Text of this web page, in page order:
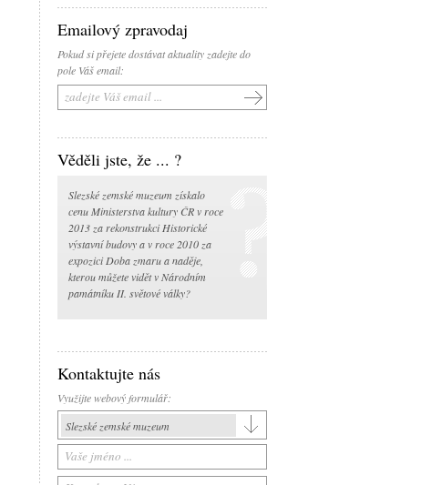
Emailový zpravodaj
Pokud si přejete dostávat aktuality zadejte do
pole Váš email:
Věděli jste, že ... ?
Slezské zemské muzeum získalo
cenu Ministerstva kultury ČR v roce
2013 za rekonstrukci Historické
výstavní budovy a v roce 2010 za
expozici Doba zmaru a naděje,
kterou můžete vidět v Národním
památníku II. světové války?
Kontaktujte nás
Využijte webový formulář:
Slezské zemské muzeum
Slezské zemské muzeum
Historická výstavní budova